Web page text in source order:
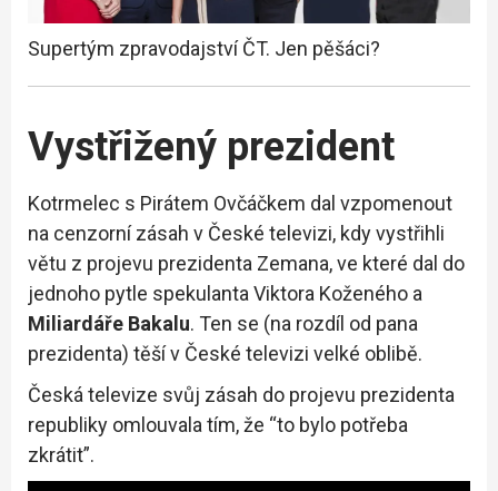
Supertým zpravodajství ČT. Jen pěšáci?
Vystřižený prezident
Kotrmelec s Pirátem Ovčáčkem dal vzpomenout
na cenzorní zásah v České televizi, kdy vystřihli
větu z projevu prezidenta Zemana, ve které dal do
jednoho pytle spekulanta Viktora Koženého a
Miliardáře Bakalu. Ten se (na rozdíl od pana
prezidenta) těší v České televizi velké oblibě.
Česká televize svůj zásah do projevu prezidenta
republiky omlouvala tím, že “to bylo potřeba
zkrátit”.